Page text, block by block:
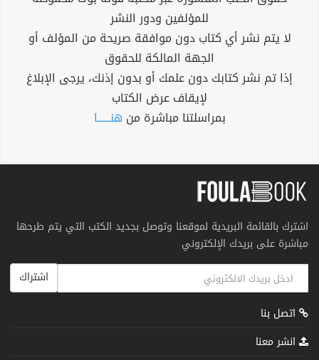
للمؤلفين ودور النشر
لا يتم نشر أي كتاب دون موافقة صريحة من المؤلف أو
الجهة المالكة للحقوق
إذا تم نشر كتابك دون علمك أو بدون إذنك، يرجى الإبلاغ
لإيقاف عرض الكتاب
بمراسلتنا مباشرة من هنــــــا
اشترك بالقائمة البريدية لموقعنا وتوصل بجديد الكتب التي يتم طرحها
مباشرة على بريدك الإلكتروني
اشتراك
اتصل بنا
انشر معنا